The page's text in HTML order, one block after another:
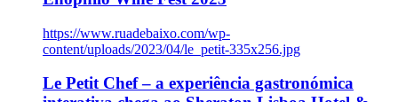
https://www.ruadebaixo.com/wp-
content/uploads/2023/04/le_petit-335x256.jpg
Le Petit Chef – a experiência gastronómica